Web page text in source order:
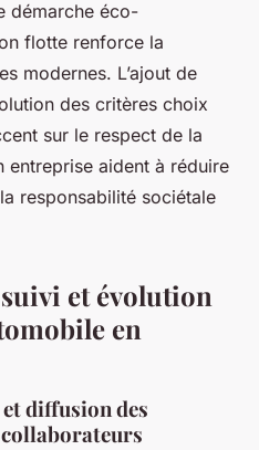
démarche éco-
flotte renforce la
modernes. L’ajout de
des critères choix
sur le respect de la
entreprise aident à réduire
responsabilité sociétale
et évolution
en
diffusion des